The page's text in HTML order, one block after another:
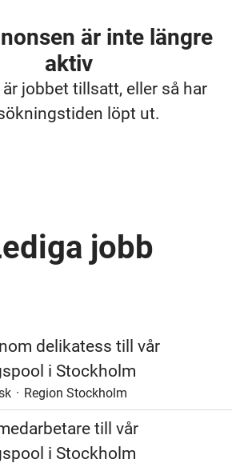
är inte längre
aktiv
jobbet tillsatt, eller så har
löpt ut.
jobb
delikatess till vår
i Stockholm
· Region Stockholm
till vår
i Stockholm